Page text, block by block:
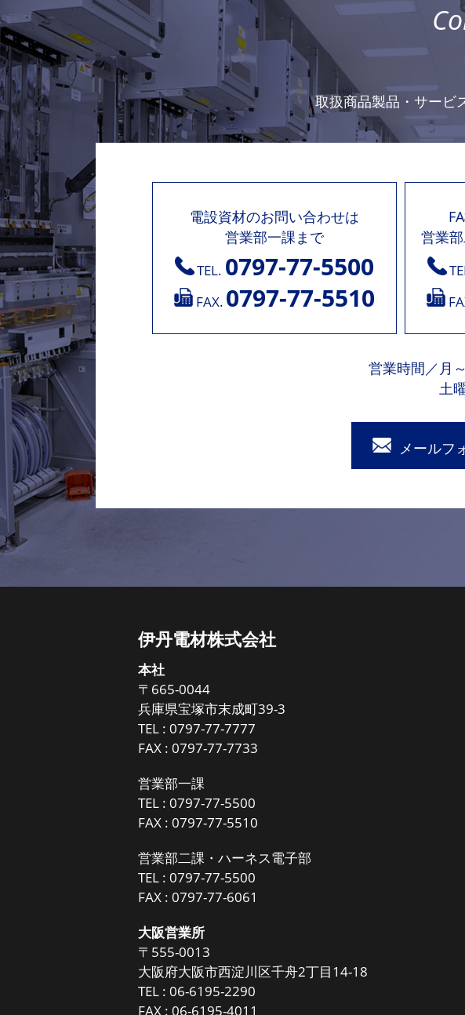
取扱商品製品・サービ
電設資材のお問い合わせは
営業部一課まで
TEL. 0797-77-5500
FAX. 0797-77-5510
営業
営業時間 ／ 月
土
メールフ
伊丹電材株式会社
本社
〒665-0044
兵庫県宝塚市末成町39-3
TEL :0797-77-7777
FAX : 0797-77-7733
営業部一課
TEL :0797-77-5500
FAX : 0797-77-5510
営業部二課・ハーネス電子部
TEL :0797-77-5500
FAX : 0797-77-6061
大阪営業所
〒555-0013
大阪府大阪市西淀川区千舟2丁目14-18
TEL :06-6195-2290
FAX : 06-6195-4011